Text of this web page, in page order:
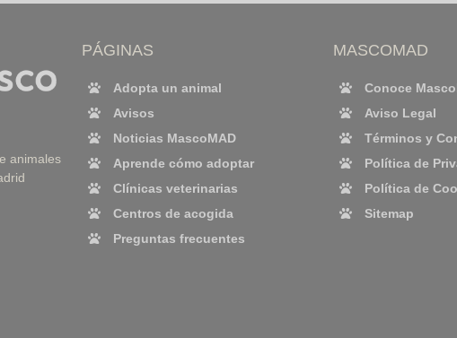
animales
PÁGINAS
Adopta un animal
Avisos
Noticias MascoMAD
Aprende cómo adoptar
Clínicas veterinarias
Centros de acogida
Preguntas frecuentes
MASCOMAD
Conoce
Aviso Legal
Términos y
Política de
Política de
Sitemap